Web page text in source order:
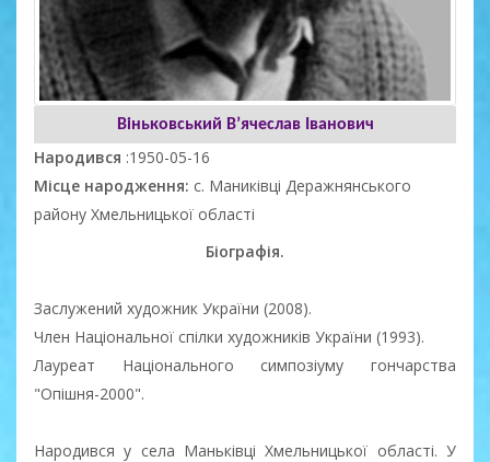
Віньковський В’ячеслав Іванович
Народився :1950-05-16
Місце народження: с. Маниківці Деражнянського
району Хмельницької області
Біографія.
Заслужений художник України (2008).
Член Національної спілки художників України (1993).
Лауреат Національного симпозіуму гончарства
"Опішня-2000".
Народився у села Маньківці Хмельницької області. У